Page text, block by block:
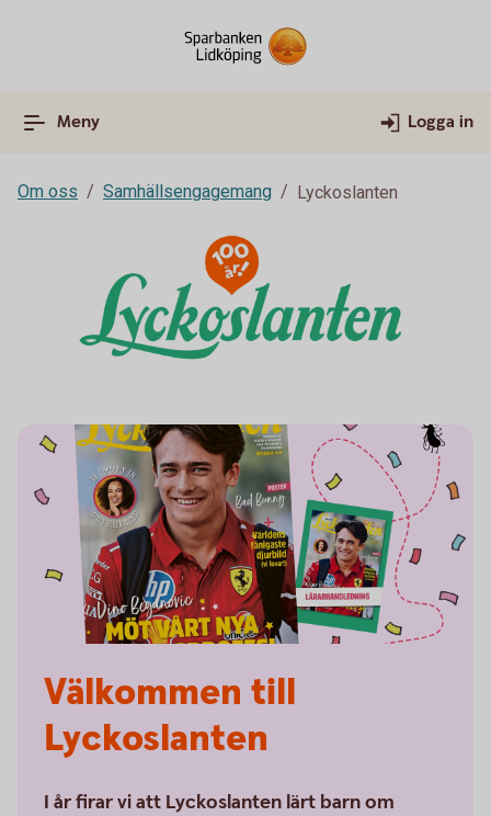
Meny Logga in
Om oss Samhällsengagemang Lyckoslanten
Välkommen till
Lyckoslanten
I år firar vi att Lyckoslanten lärt barn om